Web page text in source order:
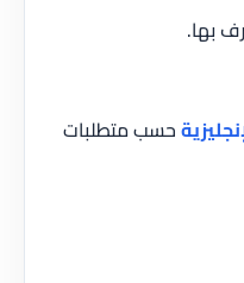
بها.
حسب متطلبات